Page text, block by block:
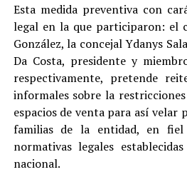
Esta medida preventiva con
legal en la que participaron: el
González, la concejal Ydanys
Da Costa, presidente y
respectivamente, pretende
informales sobre la
espacios de venta para así velar
familias de la entidad, en
normativas legales
nacional.